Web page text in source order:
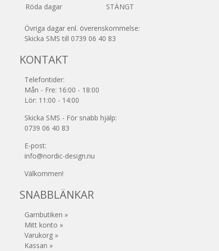
Röda dagar
STÄNGT
Övriga dagar enl. överenskommelse:
Skicka SMS till 0739 06 40 83
KONTAKT
Telefontider:
Mån - Fre: 16:00 - 18:00
Lör: 11:00 - 14:00
Skicka SMS - För snabb hjälp:
0739 06 40 83
E-post:
info@nordic-design.nu
Välkommen!
SNABBLÄNKAR
Garnbutiken »
Mitt konto »
Varukorg »
Kassan »